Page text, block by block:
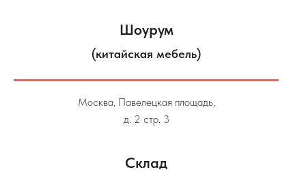
Шоурум
(китайская мебель)
Москва, Павелецкая площадь,
д. 2 стр. 3
Склад